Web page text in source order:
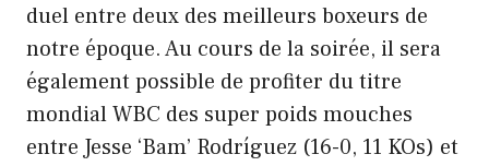
duel entre deux des meilleurs boxeurs de
notre époque. Au cours de la soirée, il sera
également possible de profiter du titre
mondial WBC des super poids mouches
entre Jesse ‘Bam’ Rodríguez (16-0, 11 KOs) et